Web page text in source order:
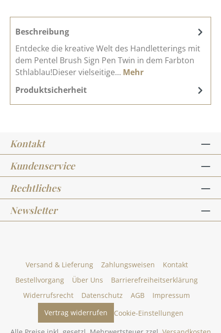
Beschreibung
Entdecke die kreative Welt des Handletterings mit
dem Pentel Brush Sign Pen Twin in dem Farbton
Sthlablau!Dieser vielseitige… Mehr
Produktsicherheit
Kontakt
Kundenservice
Rechtliches
Newsletter
Versand & Lieferung Zahlungsweisen
Kontakt
Bestellvorgang
Über Uns
Barrierefreiheitserklärung
Widerrufsrecht
Datenschutz AGB
Impressum
Vertrag widerrufen
Cookie-Einstellungen